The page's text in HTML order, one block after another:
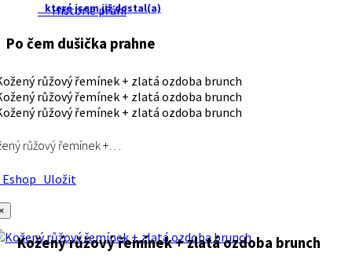
které jsem již dostal(a)
Historie přání
Po čem dušička prahne
růžový řemínek +…
Uložit
Kožený růžový řemínek + zlatá ozdoba brunch